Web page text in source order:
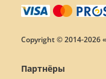
Copyright © 2014-2026
Партнёры